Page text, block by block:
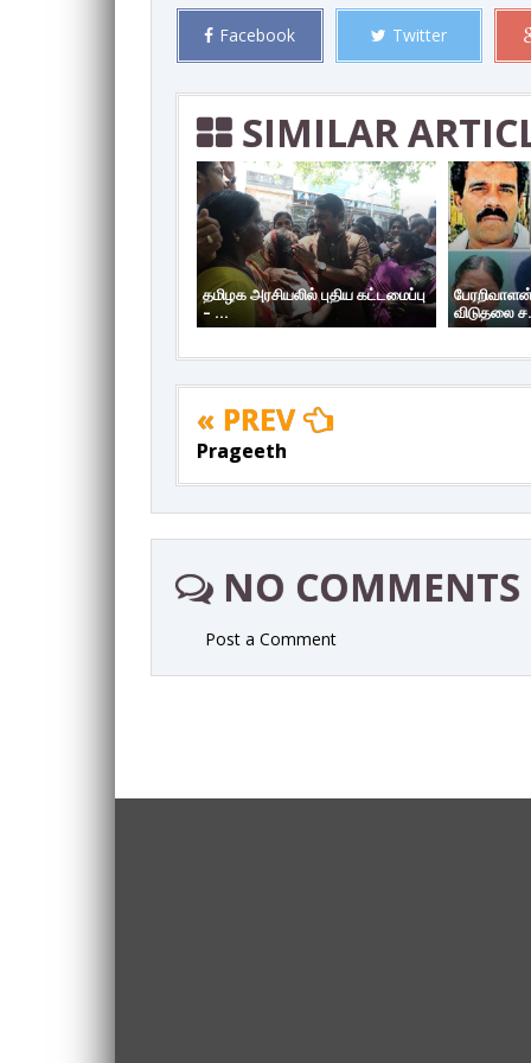
Facebook Twitter
SIMILAR
தமிழக அரசியலில் புதிய கட்டமைப்பு
– ...
விடுதலை
« PREV
Prageeth
NO COMMENTS
Post a Comment